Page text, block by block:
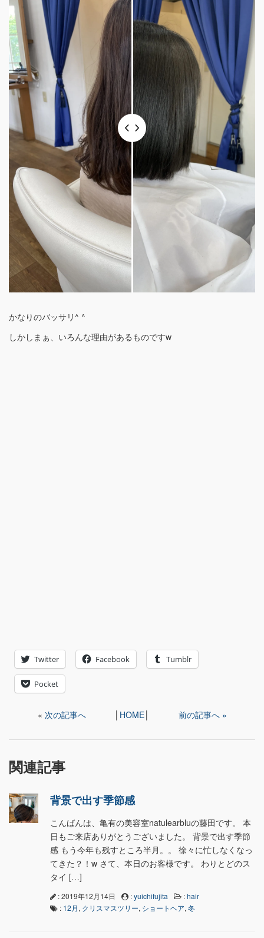
かなりのバッサリ^ ^
しかしまぁ、いろんな理由があるものですw
Twitter Facebook Tumblr
Pocket
« 次の記事へ │ HOME│ 前の記事へ »
関連記事
背景で出す季節感
こんばんは、亀有の美容室natulearbluの藤田です。 本
日もご来店ありがとうございました。 背景で出す季節
感 もう今年も残すところ半月。。 徐々に忙しなくなっ
てきた？！w さて、本日のお客様です。 わりとどのス
タイ […]
: 2019年12月14日 :yuichifujita :hair
: 12月, クリスマスツリー, ショートヘア, 冬